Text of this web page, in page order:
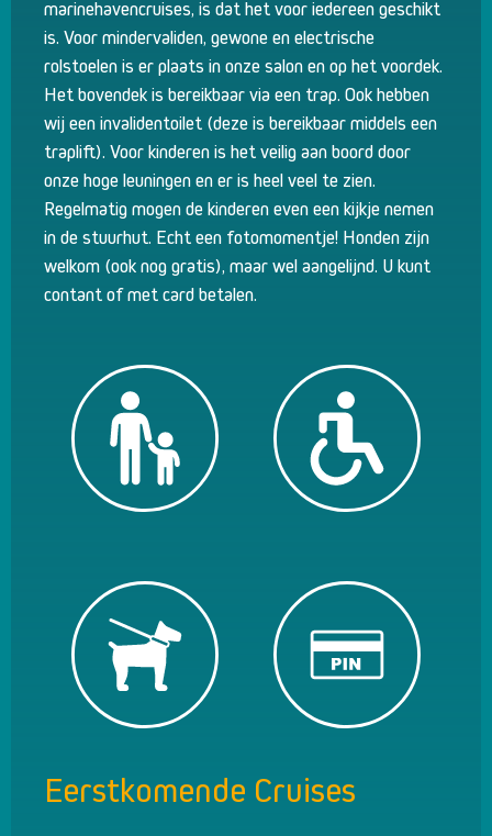
marinehavencruises, is dat het voor iedereen geschikt
is. Voor mindervaliden, gewone en electrische
rolstoelen is er plaats in onze salon en op het voordek.
Het bovendek is bereikbaar via een trap. Ook hebben
wij een invalidentoilet (deze is bereikbaar middels een
traplift). Voor kinderen is het veilig aan boord door
onze hoge leuningen en er is heel veel te zien.
Regelmatig mogen de kinderen even een kijkje nemen
in de stuurhut. Echt een fotomomentje! Honden zijn
welkom (ook nog gratis), maar wel aangelijnd. U kunt
contant of met card betalen.
Eerstkomende Cruises